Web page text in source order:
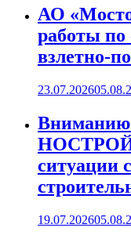
АО
работы по
взлетно-
23.07.2026
НОСТРОЙ
ситуации
19.07.2026